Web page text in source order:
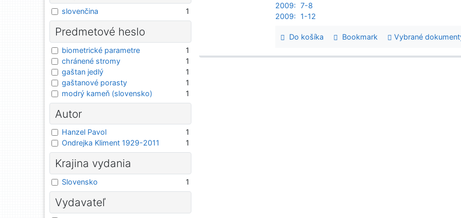
2009:
7-8
2009:
1-12
Do košíka Bookmark Vybrané
slovenčina 1
Predmetové heslo
biometrické parametre
1
chránené stromy
1
gaštan jedlý
1
gaštanové porasty
1
modrý kameň (slovensko)
1
Autor
Hanzel Pavol
1
Ondrejka Kliment 1929-2011
1
Krajina vydania
Slovensko 1
Vydavateľ